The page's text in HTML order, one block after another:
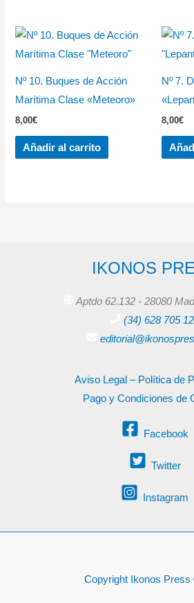
Nº 10. Buques de Acción
Marítima Clase «Meteoro»
8,00€
Añadir al carrito
Nº 7.
8,00€
IKONOS
Aptdo 62.132 - 28080
(34) 628 705
Aviso Legal – Política de
Pago y Condiciones de
Facebook
Twitter
Instagram
Copyright Ikonos Press